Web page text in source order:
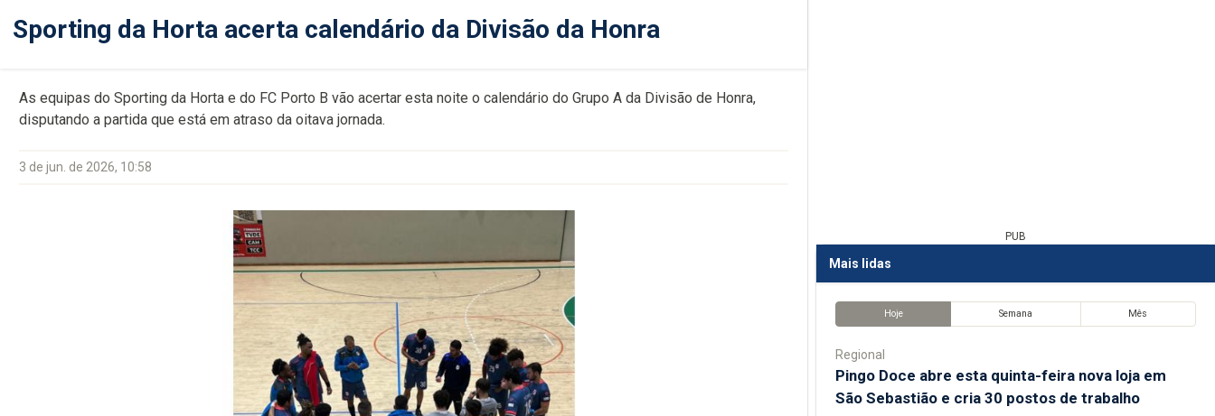
Sporting da Horta acerta calendário da Divisão da Honra
As equipas do Sporting da Horta e do FC Porto B vão acertar esta noite o calendário do Grupo A da Divisão de Honra,
disputando a partida que está em atraso da oitava jornada.
3 de jun. de 2026, 10:58
PUB
Mais lidas
Hoje Semana Mês
Regional
Pingo Doce abre esta quinta-feira nova loja em
São Sebastião e cria 30 postos de trabalho